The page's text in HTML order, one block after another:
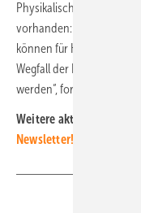
Physikalisch betrachtet ist
vorhanden: „Die aktuellen
können für Kleinanlagen
Wegfall der
werden“, fordert
Weitere aktuelle News?
Newsletter!